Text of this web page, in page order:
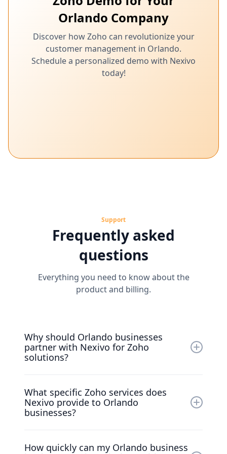
Orlando Company
Discover how Zoho can revolutionize your
customer management in Orlando.
Schedule a personalized demo with Nexivo
today!
Support
Frequently asked
questions
Everything you need to know about the
product and billing.
Why should Orlando businesses
partner with Nexivo for Zoho
solutions?
Partner, with a strong record of enhancing
CRM, Zoho Books integration, and operational
efficiency for businesses in Orlando.
What specific Zoho services does
Nexivo provide to Orlando
businesses?
Books implementations, custom solutions,
How quickly can my Orlando business